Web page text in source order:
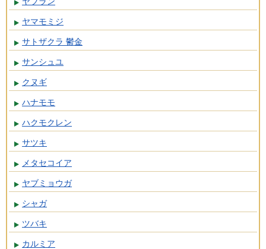
ヤマモミジ
サトザクラ 鬱金
サンシュユ
クヌギ
ハナモモ
ハクモクレン
サツキ
メタセコイア
ヤブミョウガ
シャガ
ツバキ
カルミア